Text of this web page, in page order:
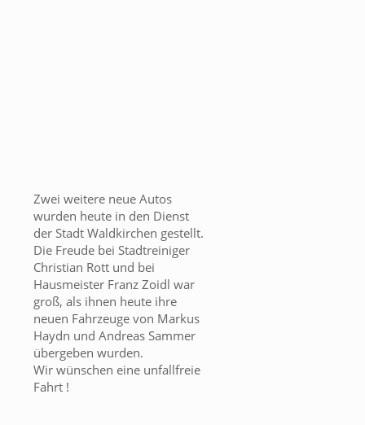
Zwei weitere neue Autos
wurden heute in den Dienst
der Stadt Waldkirchen gestellt.
Die Freude bei Stadtreiniger
Christian Rott und bei
Hausmeister Franz Zoidl war
groß, als ihnen heute ihre
neuen Fahrzeuge von Markus
Haydn und Andreas Sammer
übergeben wurden.
Wir wünschen eine unfallfreie
Fahrt !